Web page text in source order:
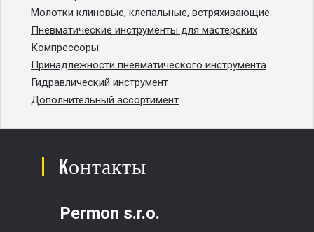
Молотки клиновые, клепальные, встряхивающие.
Пневматические инструменты для мастерских
Компрессоры
Принадлежности пневматического инструмента
Гидравлический инструмент
Дополнительный ассортимент
Kонтакты
Permon s.r.o.